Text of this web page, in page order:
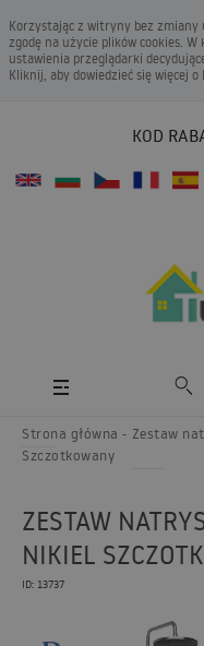
Korzystając z witryny bez zmiany
zgodę na użycie plików cookies.
ustawienia przeglądarki
Kliknij, aby dowiedzieć się więcej o
KOD
Strona główna
Zestaw
Szczotkowany
ZESTAW
NIKIEL
ID: 13737